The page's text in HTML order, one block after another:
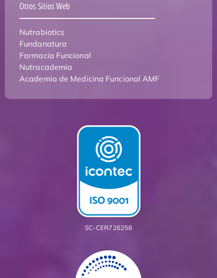
Otros Sitios Web
Nutrabiotics
Fundanatura
Farmacia Funcional
Nutracademia
Academia de Medicina Funcional AMF
SC-CER726258